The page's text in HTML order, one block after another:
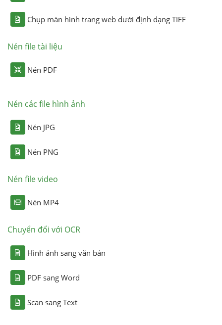
Chụp màn hình trang web dưới định dạng TIFF
Nén file tài liệu
Nén PDF
Nén các file hình ảnh
Nén JPG
Nén PNG
Nén file video
Nén MP4
Chuyển đổi với OCR
Hình ảnh sang văn bản
PDF sang Word
Scan sang Text